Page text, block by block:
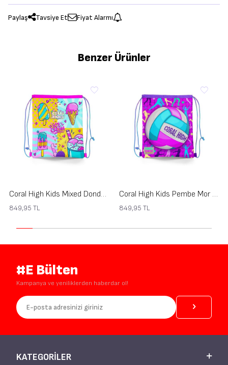
Paylaş Tavsiye Et Fiyat Alarmı
Benzer Ürünler
Coral High Kids Mixed Dondurma Desenli İpli Büzgülü Sırt Çantası 12652
849,95 TL
Coral High Kids Pembe Mor Voleybol Desenli İpli Büzgülü Sırt Çantası 12649
849,95 TL
#E Bülten
Kampanya ve yeniliklerden haberdar ol!
KATEGORILER